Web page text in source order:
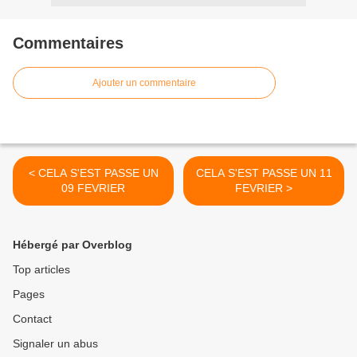
Commentaires
Ajouter un commentaire
< CELA S'EST PASSE UN
09 FEVRIER
CELA S'EST PASSE UN 11
FEVRIER >
Hébergé par Overblog
Top articles
Pages
Contact
Signaler un abus